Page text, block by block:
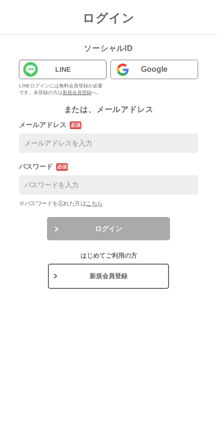
ログイン
ソーシャルID
LINE
LINEログインには無料会員登録が必要
です。未登録の方は新規会員登録へ。
Google
または、メールアドレス
メールアドレス 必須
パスワード 必須
※パスワードを忘れた方はこちら
ログイン
はじめてご利用の方
新規会員登録